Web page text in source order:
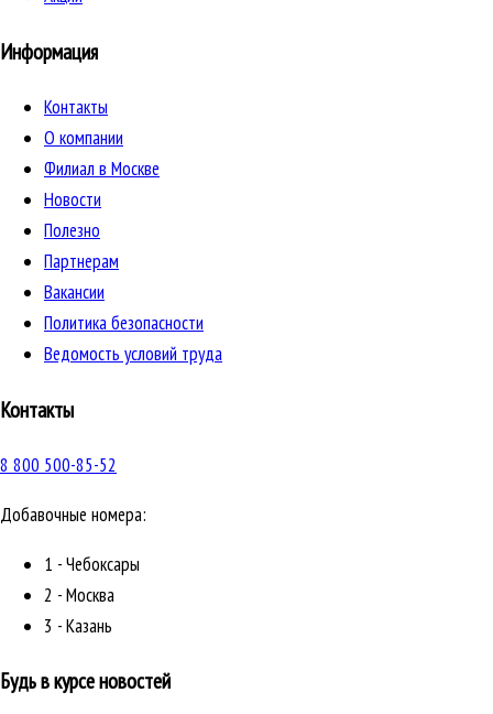
Информация
Контакты
О компании
Филиал в Москве
Новости
Полезно
Партнерам
Вакансии
Политика безопасности
Ведомость условий труда
Контакты
8 800 500-85-52
Добавочные номера:
1 - Чебоксары
2 - Москва
3 - Казань
Будь в курсе новостей